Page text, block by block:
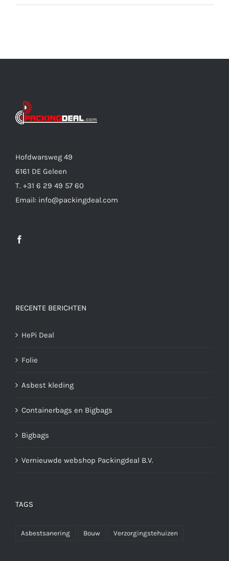
Hofdwarsweg 49
6161 DE Geleen
T. +31 6 29 49 57 60
Email: info@packingdeal.com
RECENTE BERICHTEN
HePi Deal
Folie
Asbest kleding
Containerbags en Bigbags
Bigbags
Vernieuwde webshop Packingdeal B.V.
TAGS
Asbestsanering Bouw Verzorgingstehuizen